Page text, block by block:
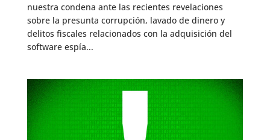
nuestra condena ante las recientes revelaciones
sobre la presunta corrupción, lavado de dinero y
delitos fiscales relacionados con la adquisición del
software espía...